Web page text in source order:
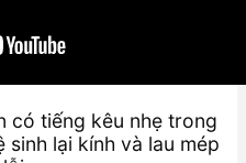
có tiếng kêu nhẹ trong
lại kính và lau mép